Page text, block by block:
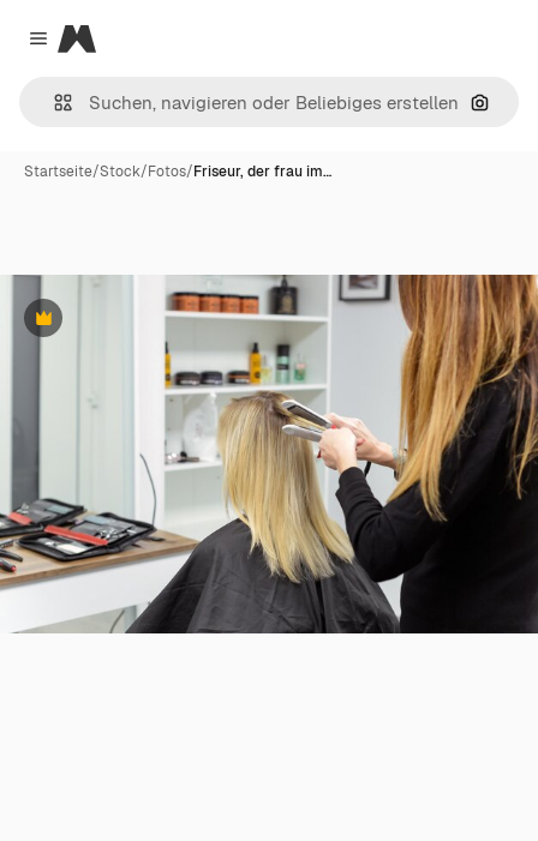
Close menu
Magnific
Nach
Startseite/Stock/Fotos/Friseur, der frau im…
Premium